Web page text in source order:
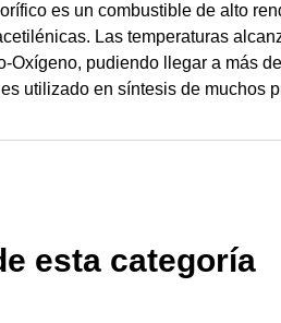
es un combustible de alto
Las temperaturas
Oxígeno, pudiendo llegar a más
utilizado en síntesis de muchos
esta categoría